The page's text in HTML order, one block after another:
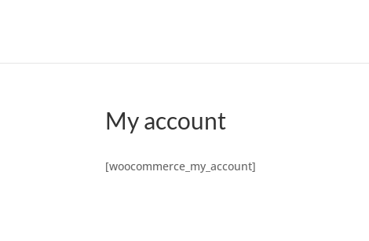
My account
[woocommerce_my_account]